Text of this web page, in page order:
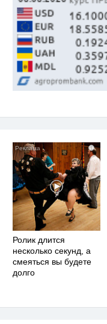
i
Ролик длится
несколько секунд, а
смеяться вы будете
долго